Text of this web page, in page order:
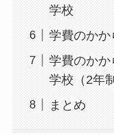
学校
学費のかか
学費のかか
学校（2年
まとめ